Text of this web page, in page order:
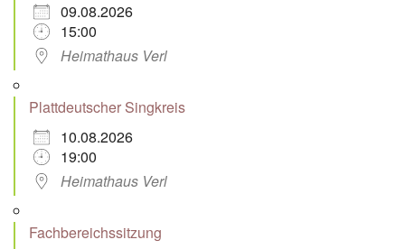
09.08.2026
15:00
Heimathaus Verl
Plattdeutscher Singkreis
10.08.2026
19:00
Heimathaus Verl
Fachbereichssitzung